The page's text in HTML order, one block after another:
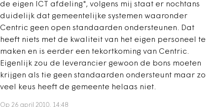
de eigen ICT afdeling", volgens mij staat er nochtans
duidelijk dat gemeentelijke systemen waaronder
Centric geen open standaarden ondersteunen. Dat
heeft niets met de kwaliteit van het eigen personeel te
maken en is eerder een tekortkoming van Centric.
Eigenlijk zou de leverancier gewoon de bons moeten
krijgen als tie geen standaarden ondersteunt maar zo
veel keus heeft de gemeente helaas niet.
Op 26 april 2010, 14:48